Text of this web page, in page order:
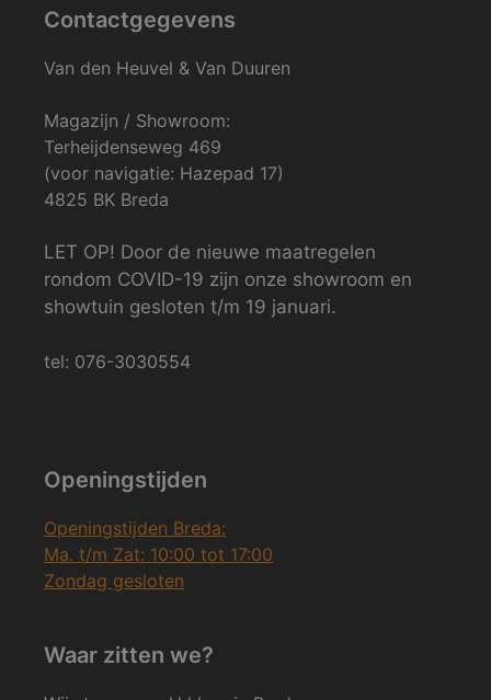
Contactgegevens
Van den Heuvel & Van Duuren
Magazijn / Showroom:
Terheijdenseweg 469
(voor navigatie: Hazepad 17)
4825 BK Breda
LET OP! Door de nieuwe maatregelen
rondom COVID-19 zijn onze showroom en
showtuin gesloten t/m 19 januari.
tel: 076-3030554
Openingstijden
Openingstijden Breda:
Ma. t/m Zat: 10:00 tot 17:00
Zondag gesloten
Waar zitten we?